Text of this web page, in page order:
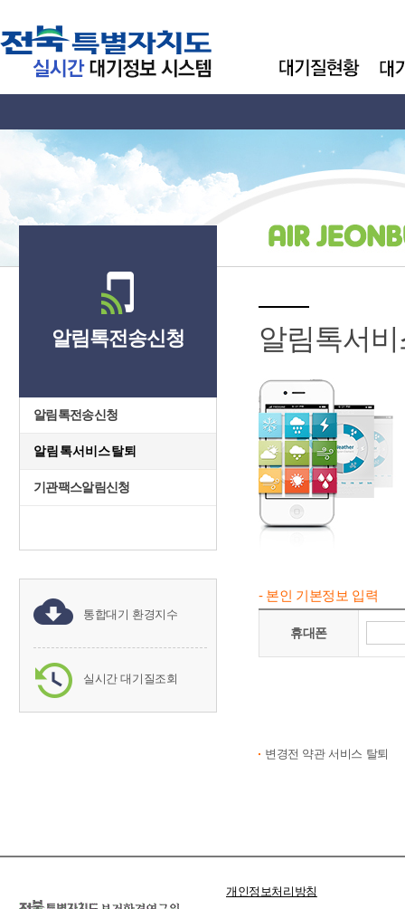
알림톡전송신청
알림톡전송신청
알림톡서비스탈퇴
기관팩스알림신청
통합대기 환경지수
실시간 대기질조회
알림톡서
- 본인 기본정보 입력
휴대폰
변경전 약관 서비스 탈퇴
개인정보처리방침